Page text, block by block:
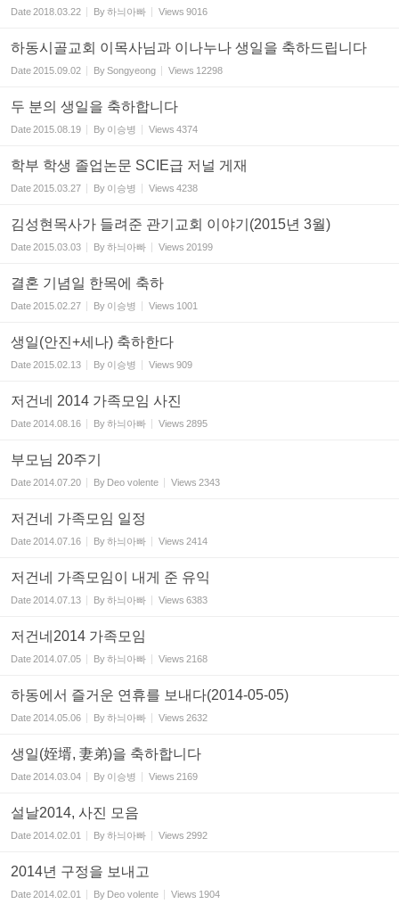
Date2018.03.22 By하늬아빠 Views 9016
하동시골교회 이목사님과 이나누나 생일을 축하드립니다
Date2015.09.02 BySongyeong Views 12298
두 분의 생일을 축하합니다
Date2015.08.19 By 이승병 Views 4374
학부 학생 졸업논문 SCIE급 저널 게재
Date2015.03.27 By 이승병 Views 4238
김성현목사가 들려준 관기교회 이야기(2015년 3월)
Date2015.03.03 By하늬아빠 Views 20199
결혼 기념일 한목에 축하
Date2015.02.27 By 이승병 Views 1001
생일(안진+세나) 축하한다
Date2015.02.13 By 이승병 Views 909
저건네 2014 가족모임 사진
Date2014.08.16 By하늬아빠 Views 2895
부모님 20주기
Date2014.07.20 By Deo volente Views 2343
저건네 가족모임 일정
Date2014.07.16 By하늬아빠 Views 2414
저건네 가족모임이 내게 준 유익
Date2014.07.13 By하늬아빠 Views 6383
저건네2014 가족모임
Date2014.07.05 By하늬아빠 Views 2168
하동에서 즐거운 연휴를 보내다(2014-05-05)
Date2014.05.06 By하늬아빠 Views 2632
생일(姪壻, 妻弟)을 축하합니다
Date2014.03.04 By 이승병 Views 2169
설날2014, 사진 모음
Date2014.02.01 By하늬아빠 Views 2992
2014년 구정을 보내고
Date2014.02.01 By Deo volente Views 1904